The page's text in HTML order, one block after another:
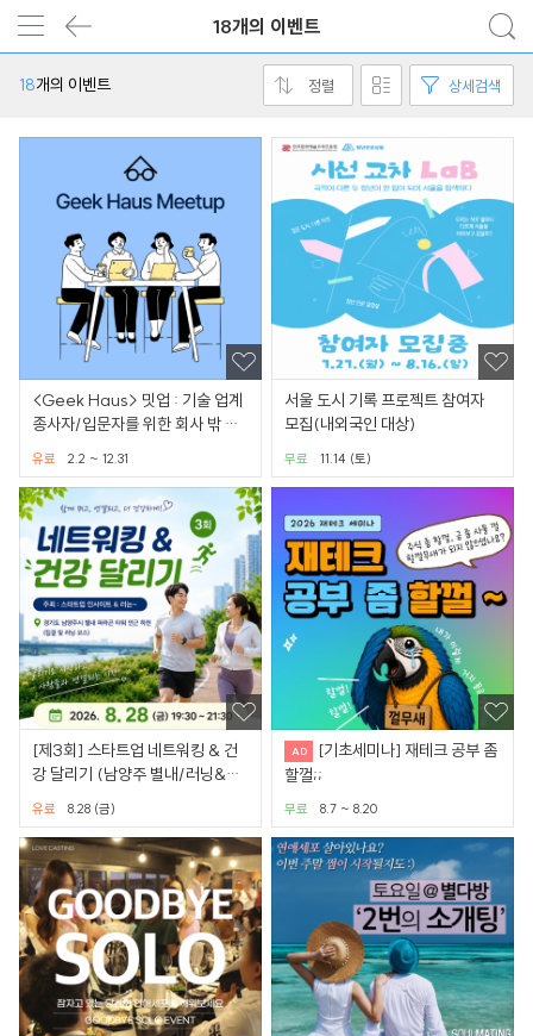
18개의 이벤트
18개의 이벤트 정렬 상세검색
<Geek Haus> 밋업 : 기술 업계
종사자/입문자를 위한 회사 밖 네
트워킹 모임2.2 ~ 12.31
유료
서울 도시 기록 프로젝트 참여자
모집(내외국인 대상)
11.14 (토)
무료
[제3회] 스타트업 네트워킹 & 건
강 달리기 (남양주 별내/러닝&식
사)
8.28 (금)
유료
[기초세미나] 재테크 공부 좀
할껄;;
8.7 ~ 8.20
무료